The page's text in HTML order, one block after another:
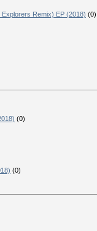
Remix) EP (2018) (0)
(0)
(0)